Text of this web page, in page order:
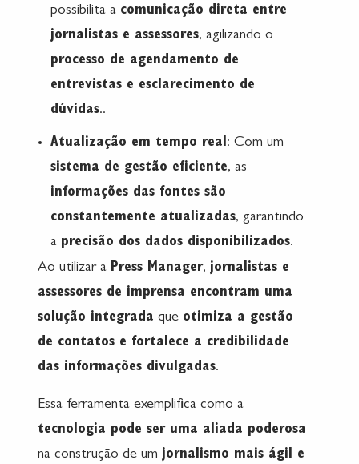
possibilita a comunicação direta entre
jornalistas e assessores, agilizando o
processo de agendamento de
entrevistas e esclarecimento de
dúvidas..​
Atualização em tempo real: Com um
sistema de gestão eficiente, as
informações das fontes são
constantemente atualizadas, garantindo
a precisão dos dados disponibilizados.​
Ao utilizar a Press Manager, jornalistas e
assessores de imprensa encontram uma
solução integrada que otimiza a gestão
de contatos e fortalece a credibilidade
das informações divulgadas.
Essa ferramenta exemplifica como a
tecnologia pode ser uma aliada poderosa
na construção de um jornalismo mais ágil e